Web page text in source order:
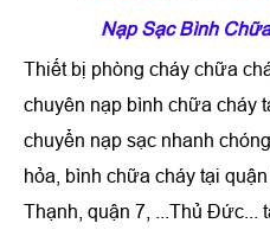
Nạp Sạc Bình
Thiết bị phòng cháy chữa
chuyên nạp bình chữa cháy
chuyển nạp sạc nhanh
hỏa, bình chữa cháy tại
Thạnh, quận 7, ...Thủ Đức...